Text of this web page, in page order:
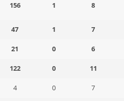
156 1 8
47 1
7
21 0
6
122 0
11
4 0
7